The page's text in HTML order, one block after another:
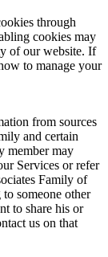
through
cookies may
of our website. If
to manage your
from sources
and certain
member may
Services or refer
Family of
someone other
to share his or
us on that